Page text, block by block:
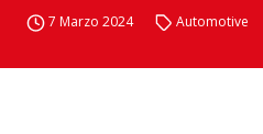
7 Marzo 2024 Automotive